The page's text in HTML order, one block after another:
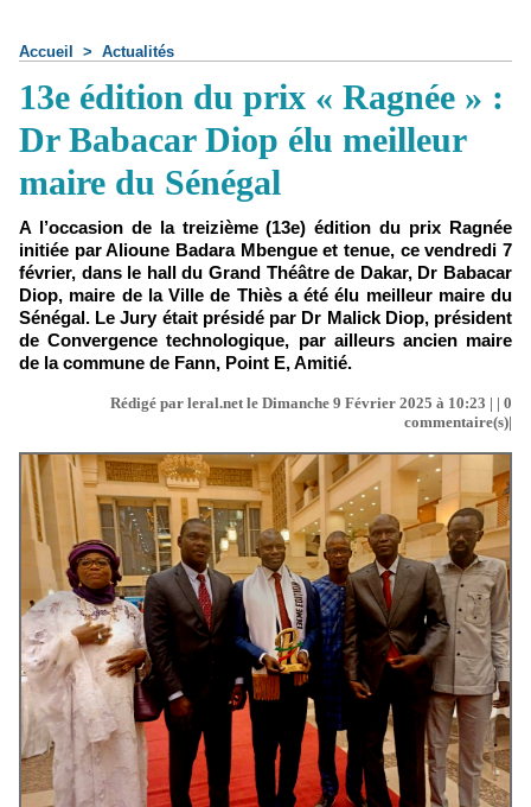
Accueil > Actualités
13e édition du prix « Ragnée » :
Dr Babacar Diop élu meilleur
maire du Sénégal
A l’occasion de la treizième (13e) édition du prix Ragnée
initiée par Alioune Badara Mbengue et tenue, ce vendredi 7
février, dans le hall du Grand Théâtre de Dakar, Dr Babacar
Diop, maire de la Ville de Thiès a été élu meilleur maire du
Sénégal. Le Jury était présidé par Dr Malick Diop, président
de Convergence technologique, par ailleurs ancien maire
de la commune de Fann, Point E, Amitié.
Rédigé par leral.net le Dimanche 9 Février 2025 à 10:23 | | 0
commentaire(s)|